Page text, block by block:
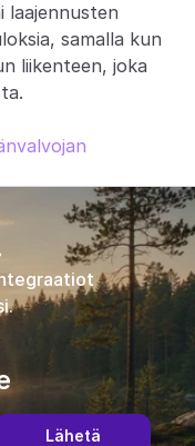
e mo
laajennusten
samalla kun
liikenteen, joka
Lähetä